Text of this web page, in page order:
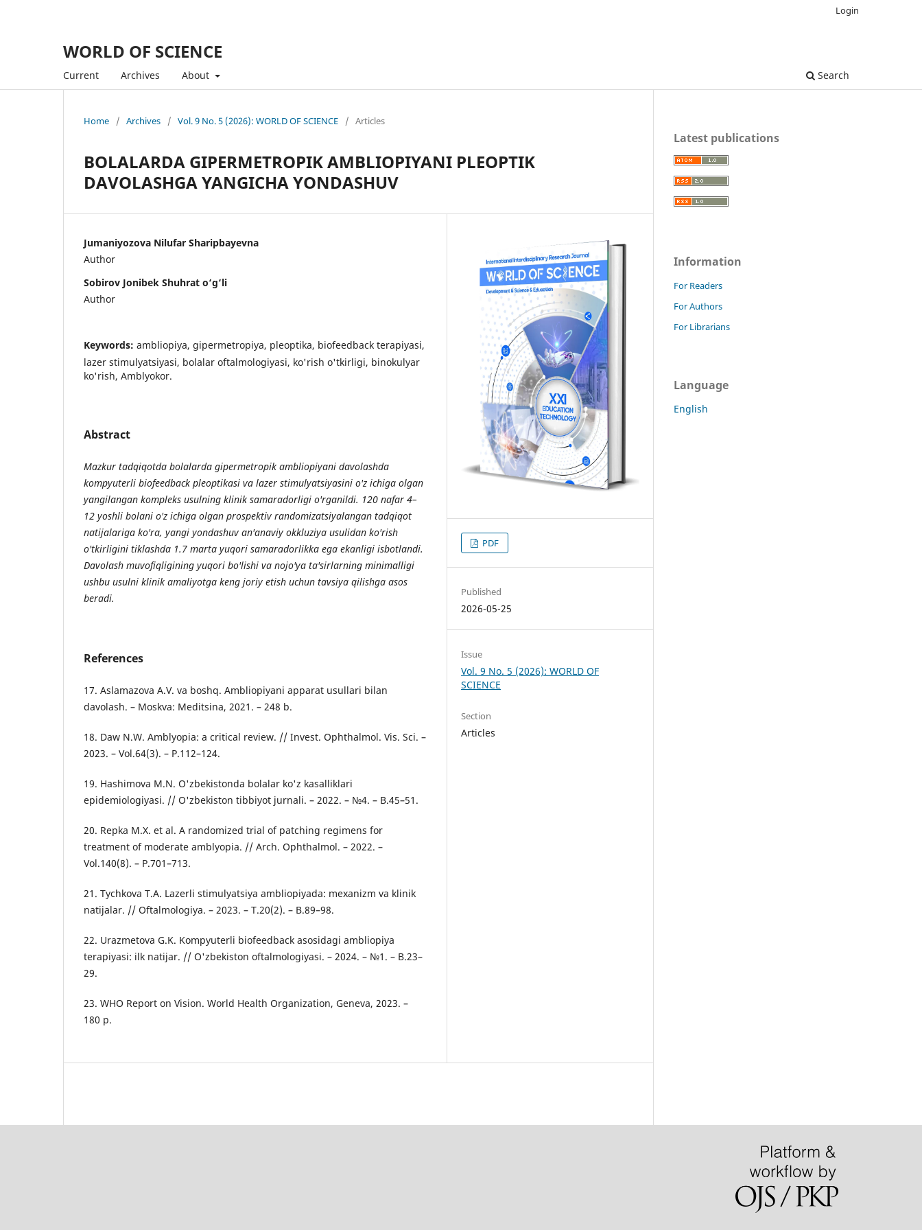
WORLD OF SCIENCE
Current Archives About Search
Login
Home / Archives / Vol. 9 No. 5 (2026): WORLD OF SCIENCE / Articles
BOLALARDA GIPERMETROPIK AMBLIOPIYANI PLEOPTIK
DAVOLASHGA YANGICHA YONDASHUV
Jumaniyozova Nilufar Sharipbayevna
Author
Sobirov Jonibek Shuhrat o‘g‘li
Author
Keywords: ambliopiya, gipermetropiya, pleoptika, biofeedback terapiyasi,
lazer stimulyatsiyasi, bolalar oftalmologiyasi, ko'rish o'tkirligi, binokulyar
ko'rish, Amblyokor.
Abstract
Mazkur tadqiqotda bolalarda gipermetropik ambliopiyani davolashda
kompyuterli biofeedback pleoptikasi va lazer stimulyatsiyasini o'z ichiga olgan
yangilangan kompleks usulning klinik samaradorligi o'rganildi. 120 nafar 4–
12 yoshli bolani o'z ichiga olgan prospektiv randomizatsiyalangan tadqiqot
natijalariga ko'ra, yangi yondashuv an'anaviy okkluziya usulidan ko'rish
o'tkirligini tiklashda 1.7 marta yuqori samaradorlikka ega ekanligi isbotlandi.
Davolash muvofiqligining yuqori bo'lishi va nojo'ya ta'sirlarning minimalligi
ushbu usulni klinik amaliyotga keng joriy etish uchun tavsiya qilishga asos
beradi.
References
17. Aslamazova A.V. va boshq. Ambliopiyani apparat usullari bilan
davolash. – Moskva: Meditsina, 2021. – 248 b.
18. Daw N.W. Amblyopia: a critical review. // Invest. Ophthalmol. Vis. Sci. –
2023. – Vol.64(3). – P.112–124.
19. Hashimova M.N. O'zbekistonda bolalar ko'z kasalliklari
epidemiologiyasi. // O'zbekiston tibbiyot jurnali. – 2022. – №4. – B.45–51.
20. Repka M.X. et al. A randomized trial of patching regimens for
treatment of moderate amblyopia. // Arch. Ophthalmol. – 2022. –
Vol.140(8). – P.701–713.
21. Tychkova T.A. Lazerli stimulyatsiya ambliopiyada: mexanizm va klinik
natijalar. // Oftalmologiya. – 2023. – T.20(2). – B.89–98.
22. Urazmetova G.K. Kompyuterli biofeedback asosidagi ambliopiya
terapiyasi: ilk natijar. // O'zbekiston oftalmologiyasi. – 2024. – №1. – B.23–
29.
23. WHO Report on Vision. World Health Organization, Geneva, 2023. –
180 p.
PDF
Published
2026-05-25
Issue
Vol. 9 No. 5 (2026): WORLD OF
SCIENCE
Section
Articles
Latest publications
Information
For Readers
For Authors
For Librarians
Language
English